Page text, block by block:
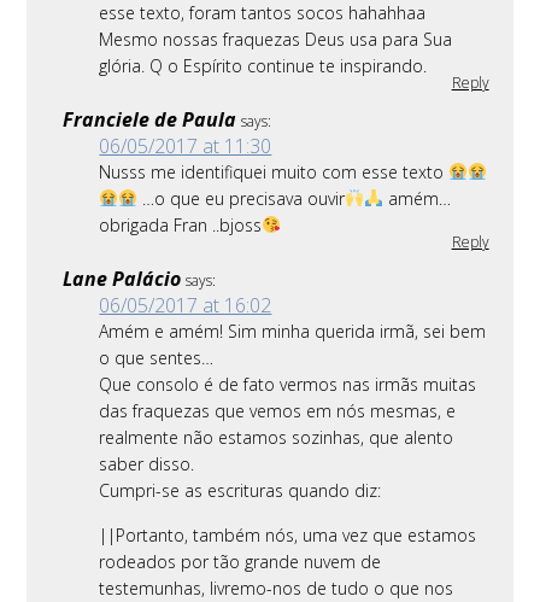
esse texto, foram tantos socos hahahhaa
Mesmo nossas fraquezas Deus usa para Sua
glória. Q o Espírito continue te inspirando.
Reply
Franciele de Paula says:
06/05/2017 at 11:30
Nusss me identifiquei muito com esse texto
…o que eu precisava ouvir
amém…
obrigada Fran ..bjoss
Reply
Lane Palácio says:
06/05/2017 at 16:02
Amém e amém! Sim minha querida irmã, sei bem
o que sentes…
Que consolo é de fato vermos nas irmãs muitas
das fraquezas que vemos em nós mesmas, e
realmente não estamos sozinhas, que alento
saber disso.
Cumpri-se as escrituras quando diz:
||Portanto, também nós, uma vez que estamos
rodeados por tão grande nuvem de
testemunhas, livremo-nos de tudo o que nos